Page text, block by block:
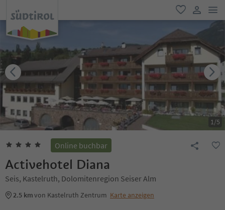
favorit
user link
1/5
Online buchbar
Activehotel Diana
Seis, Kastelruth, Dolomitenregion Seiser Alm
2.5 kmvon Kastelruth Zentrum Karte anzeigen